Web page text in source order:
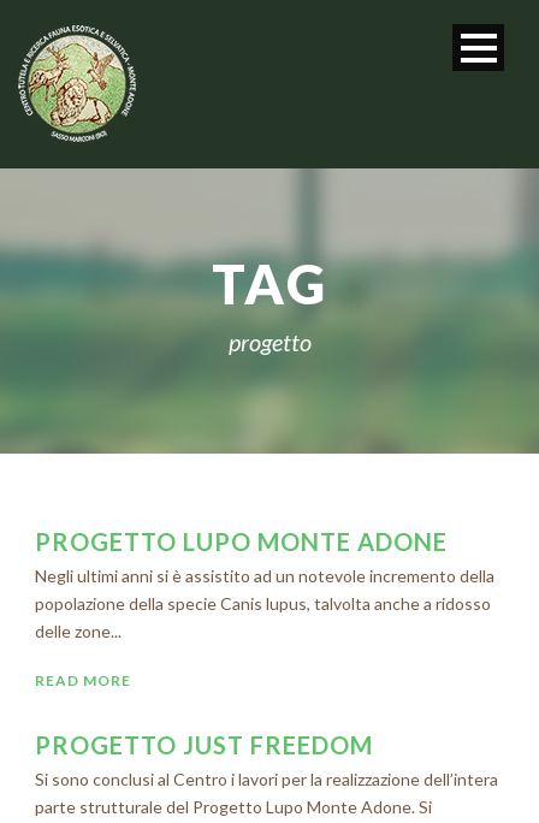
TAG
progetto
PROGETTO LUPO MONTE ADONE
Negli ultimi anni si è assistito ad un notevole incremento della
popolazione della specie Canis lupus, talvolta anche a ridosso
delle zone...
READ MORE
PROGETTO JUST FREEDOM
Si sono conclusi al Centro i lavori per la realizzazione dell’intera
parte strutturale del Progetto Lupo Monte Adone. Si